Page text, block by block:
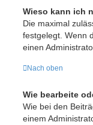
Wieso kann ich
Die maximal
festgelegt. Wenn
einen
Nach oben
Wie bearbeite
Wie bei den
einem